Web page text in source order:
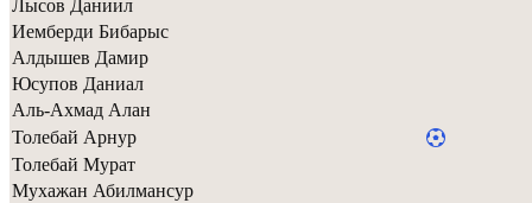
Лысов Даниил
Иемберди Бибарыс
Алдышев Дамир
Юсупов Даниал
Аль-Ахмад Алан
Толебай Арнур
Толебай Мурат
Мухажан Абилмансур